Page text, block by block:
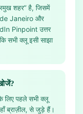
शहर” है, जिसमें
Janeiro और
Pinpoint उत्तर
सभी क्लू इसी साझा
लिए पहले सभी क्लू
ब्राज़ील, से जुड़े हैं।